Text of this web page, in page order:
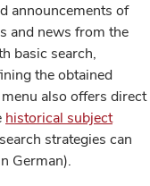
announcements of
and news from the
basic search,
the obtained
also offers direct
historical subject
strategies can
German).